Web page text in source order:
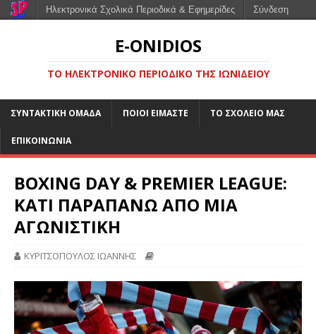
E-ONIDIOS
ΤΟ ΗΛΕΚΤΡΟΝΙΚΌ ΠΕΡΙΟΔΙΚΌ ΤΗΣ ΙΩΝΙΔΕΊΟΥ
ΣΥΝΤΑΚΤΙΚΉ ΟΜΆΔΑ ΠΟΙΟΙ ΕΊΜΑΣΤΕ ΤΟ ΣΧΟΛΕΊΟ ΜΑΣ
ΕΠΙΚΟΙΝΩΝΊΑ
BOXING DAY & PREMIER LEAGUE:
ΚΑΤΙ ΠΑΡΑΠΑΝΩ ΑΠΟ ΜΙΑ
ΑΓΩΝΙΣΤΙΚΗ
ΚΥΡΙΤΣΟΠΟΥΛΟΣ ΙΩΑΝΝΗΣ
Ηλεκτρονικά Σχολικά Περιοδικά & Εφημερίδες Σύνδεση